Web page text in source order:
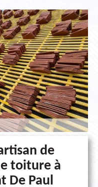
de
toiture à
De Paul